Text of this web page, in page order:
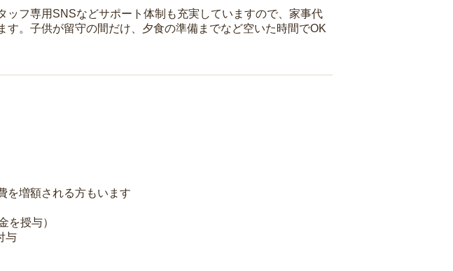
ッフ専用SNSなどサポート体制も充実していますので、家事代
。子供が留守の間だけ、夕食の準備までなど空いた時間でOK
を増額される方もいます
を授与）
与